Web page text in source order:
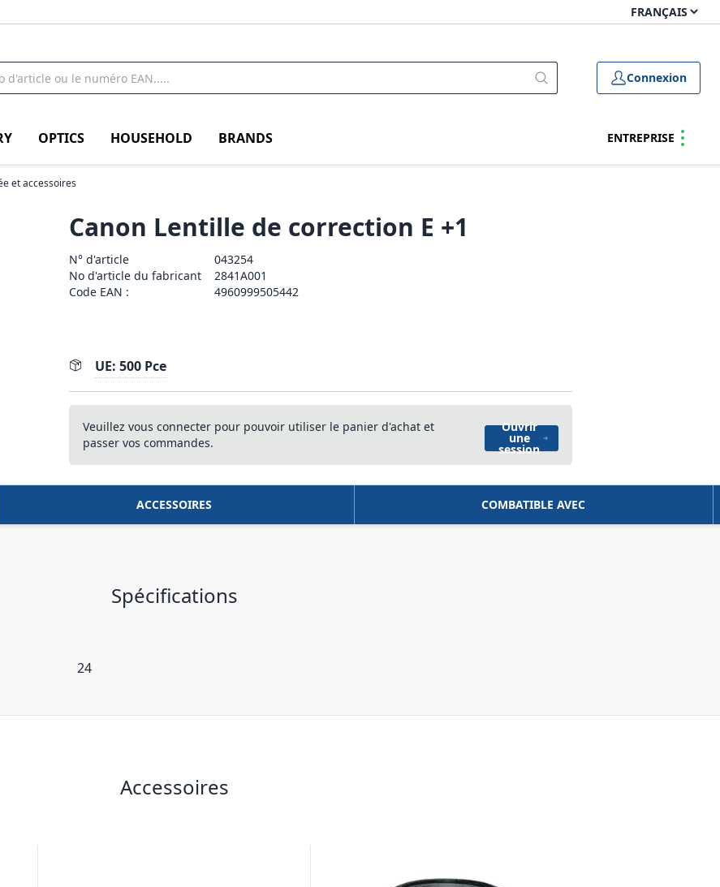
Connexion
OPTICS HOUSEHOLD BRANDS ENTREPRISE
et accessoires
Canon Lentille de correction E +1
N° d'article
043254
No d'article du fabricant
2841A001
Code EAN :
4960999505442
UE: 500 Pce
Veuillez vous connecter pour pouvoir utiliser le panier d'achat et
passer vos commandes.
Ouvrir
une
session
ACCESSOIRES COMBATIBLE AVEC
Spécifications
24
Accessoires